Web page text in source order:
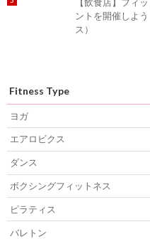
【飲食店】フィ
ントを開催しよ
ス）
Fitness Type
ヨガ
エアロビクス
ダンス
ボクシングフィットネス
ピラティス
バレトン